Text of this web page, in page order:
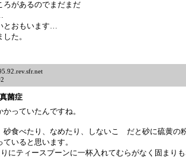
ろがあるのでまだまだ
とおもいます…
た。
菌症
っていたんですね。
砂食べたり、なめたり、しないこ だと砂に硫黄の
いると思います。
にティースプーンに一杯入れてむらがなく固まり